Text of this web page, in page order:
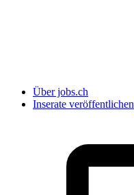
Über jobs.ch
Inserate veröffentlichen